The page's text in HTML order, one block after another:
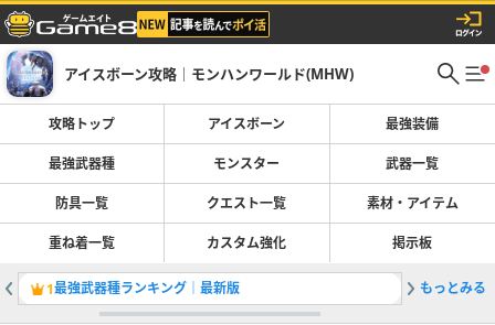
アイスボーン攻略｜モンハンワールド(MHW)
攻略トップ アイスボーン 最強装備
最強武器種 モンスター 武器一覧
防具一覧 クエスト一覧 素材・アイテム
重ね着一覧 カスタム強化 掲示板
1最強武器種ランキング｜最新版 2装衣・
もっとみる